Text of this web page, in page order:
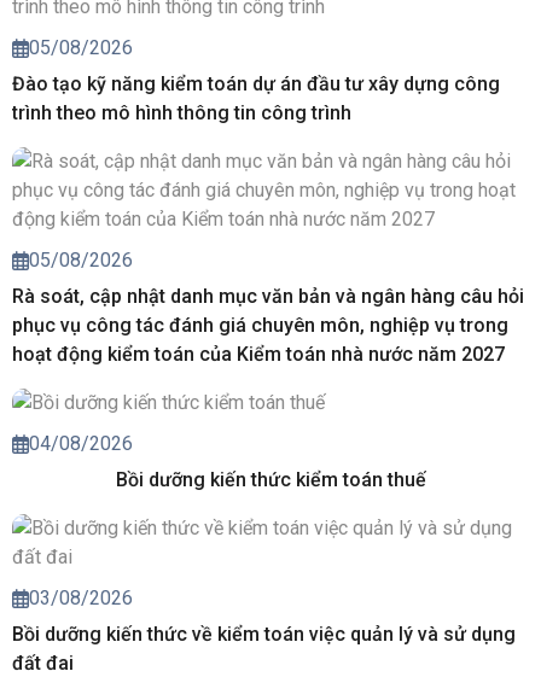
05/08/2026
Đào tạo kỹ năng kiểm toán dự án đầu tư xây dựng công
trình theo mô hình thông tin công trình
05/08/2026
Rà soát, cập nhật danh mục văn bản và ngân hàng câu hỏi
phục vụ công tác đánh giá chuyên môn, nghiệp vụ trong
hoạt động kiểm toán của Kiểm toán nhà nước năm 2027
04/08/2026
Bồi dưỡng kiến thức kiểm toán thuế
03/08/2026
Bồi dưỡng kiến thức về kiểm toán việc quản lý và sử dụng
đất đai